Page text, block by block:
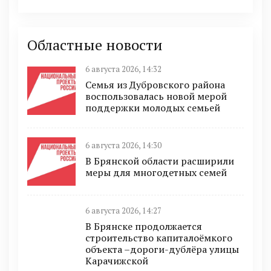
Областные новости
6 августа 2026, 14:32
Семья из Дубровского района
воспользовалась новой мерой
поддержки молодых семьей
6 августа 2026, 14:30
В Брянской области расширили
меры для многодетных семей
6 августа 2026, 14:27
В Брянске продолжается
строительство капиталоёмкого
объекта –дороги-дублёра улицы
Карачижской